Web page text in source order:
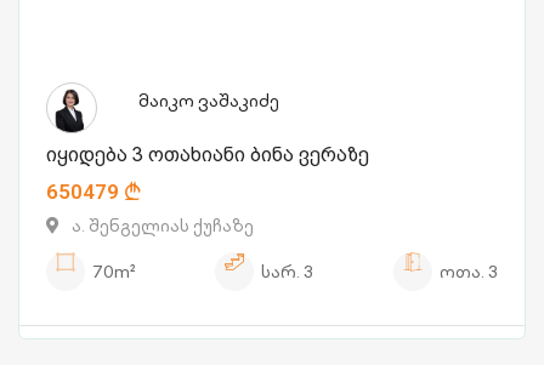
მაიკო ვაშაკიძე
იყიდება 3 ოთახიანი ბინა ვერაზე
650479
ა. შენგელიას ქუჩაზე
70m²
სარ. 3 ოთა. 3